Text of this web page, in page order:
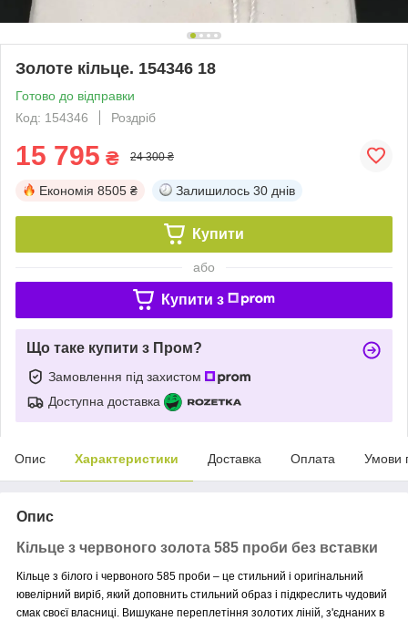
Золоте кільце. 154346 18
Готово до відправки
Код: 154346
Роздріб
15 795 ₴ 24 300 ₴
Економія 8505 ₴ Залишилось 30 днів
Купити
або
Купити з
Що таке купити з Пром?
Замовлення під захистом
Доступна доставка
Опис Характеристики Доставка Оплата Умови
Опис
Кільце з червоного золота 585 проби без вставки
Кільце з білого і червоного 585 проби – це стильний і оригінальний
ювелірний виріб, який доповнить стильний образ і підкреслить чудовий
смак своєї власниці. Вишукане переплетіння золотих ліній, з'єднаних в